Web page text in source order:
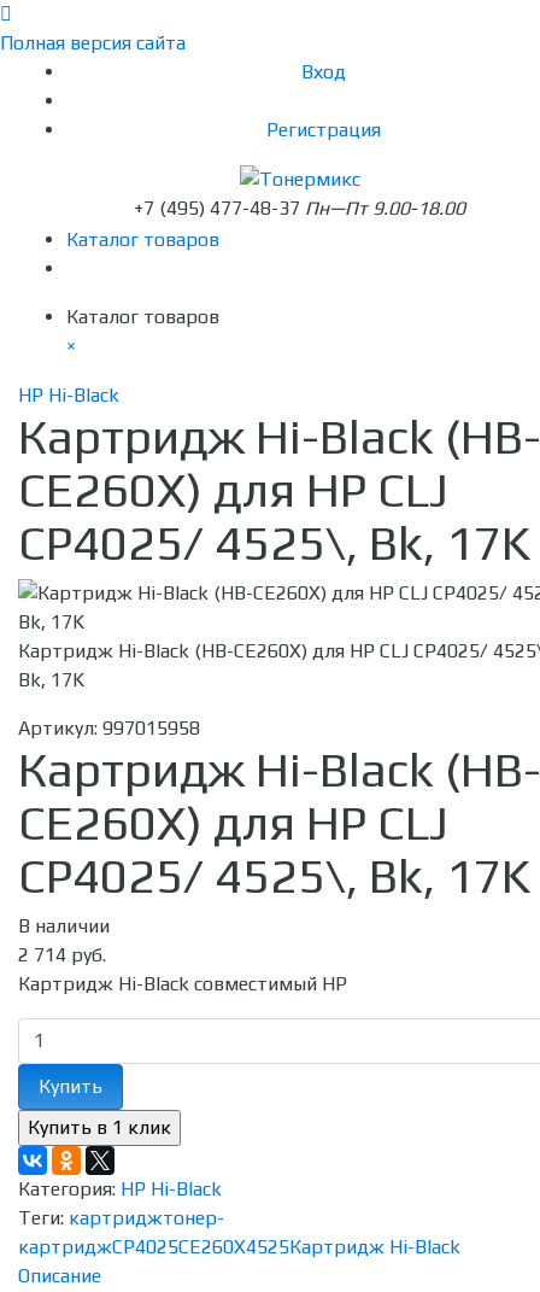
Полная версия сайта
Вход
Регистрация
+7 (495) 477-48-37 Пн—Пт 9.00-18.00
Каталог товаров
Каталог товаров
×
HP Hi-Black
Картридж Hi-Black (HB-
CE260X) для HP CLJ
CP4025/ 4525\, Bk, 17K
Картридж Hi-Black (HB-CE260X) для HP CLJ CP4025/
Bk, 17K
Артикул: 997015958
Картридж Hi-Black (HB-
CE260X) для HP CLJ
CP4025/ 4525\, Bk, 17K
В наличии
2 714 руб.
Картридж Hi-Black совместимый HP
Купить
Категория: HP Hi-Black
Теги: картриджтонер-
картриджCP4025CE260X4525Картридж Hi-Black
Описание